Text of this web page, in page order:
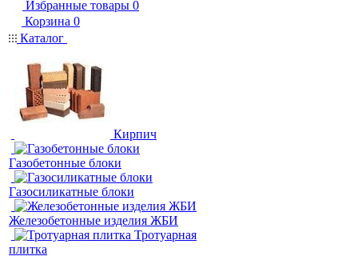
Избранные товары 0
Корзина 0
Каталог
Кирпич
Газобетонные блоки
Газосиликатные блоки
Железобетонные изделия ЖБИ
Тротуарная
плитка